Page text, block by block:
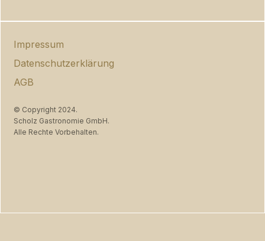
Impressum
Datenschutzerklärung
AGB
© Copyright 2024.
Scholz Gastronomie GmbH.
Alle Rechte Vorbehalten.